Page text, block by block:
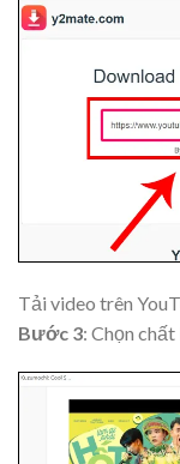
Tải video trên
Bước 3: Chọn